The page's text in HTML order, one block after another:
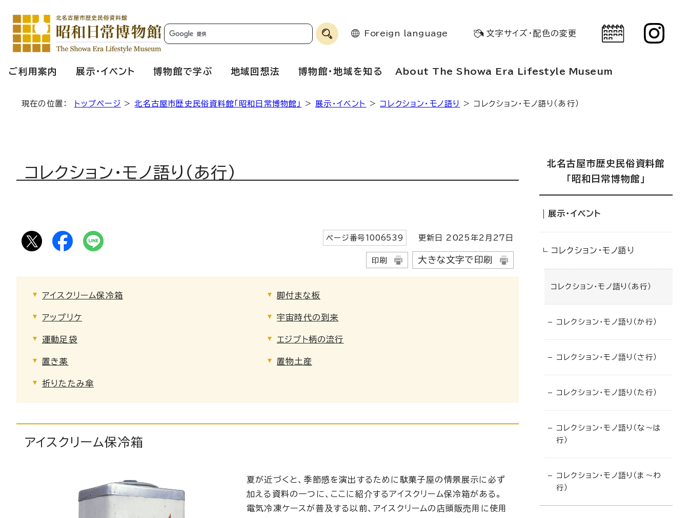
Foreign language 文字サイズ・配色の変更
ご利用案内 展示・イベント 博物館で学ぶ 地域回想法 博物館・地域を知る About The Showa Era Lifestyle Museum
現在の位置： トップページ >北名古屋市歴史民俗資料館「昭和日常博物館」 > 展示・イベント > コレクション・モノ語り > コレクション・モノ語り（あ行）
コレクション・モノ語り（あ行）
ページ番号1006539 更新日 2025 年2月 27 日
印刷 大きな文字で印刷
アイスクリーム保冷箱 脚付まな板
アップリケ 宇宙時代の到来
運動足袋 エジプト柄の流行
置き薬 置物土産
折りたたみ傘
アイスクリーム保冷箱
夏が近づくと、季節感を演出するために駄菓子屋の情景展示に必ず
加える資料の一つに、ここに紹介するアイスクリーム保冷箱がある。
電気冷凍ケースが普及する以前、アイスクリームの店頭販売用に使用
北名古屋市歴史民俗資料館
「昭和日常博物館」
展示・イベント
コレクション・モノ語り
コレクション・モノ語り（あ行）
コレクション・モノ語り（か行）
コレクション・モノ語り（さ行）
コレクション・モノ語り（た行）
コレクション・モノ語り（な〜は
行）
コレクション・モノ語り（ま〜わ
行）